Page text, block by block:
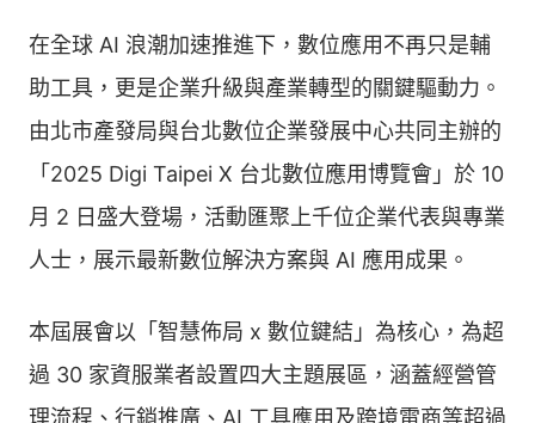
在全球 AI 浪潮加速推進下，數位應用不再只是輔
助工具，更是企業升級與產業轉型的關鍵驅動力。
由北市產發局與台北數位企業發展中心共同主辦的
「2025 Digi Taipei X 台北數位應用博覽會」於 10
月 2 日盛大登場，活動匯聚上千位企業代表與專業
人士，展示最新數位解決方案與 AI 應用成果。
本屆展會以「智慧佈局 x 數位鍵結」為核心，為超
過 30 家資服業者設置四大主題展區，涵蓋經營管
理流程、行銷推廣、AI 工具應用及跨境電商等超過